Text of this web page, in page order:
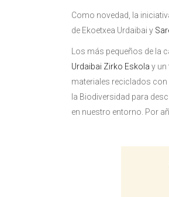
Como novedad, la
de Ekoetxea Urdaibai y
Los más pequeños de la
Urdaibai Zirko Eskola y un
materiales reciclados con
la Biodiversidad para
en nuestro entorno. Por